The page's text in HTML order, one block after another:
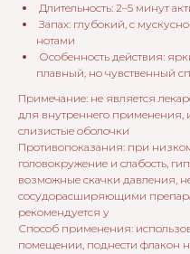
Длительность: 2–5 минут
Запах: глубокий, с
нотами
Особенность действия:
плавный, но чувственный
Примечание: не является
для внутреннего применения,
слизистые оболочки
Противопоказания: при
головокружение и слабость,
возможные скачки давления,
сосудорасширяющими
рекомендуется у
Способ применения:
помещении, поднести флакон